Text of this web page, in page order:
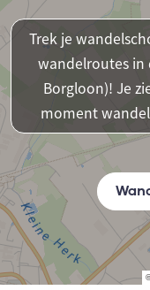
Trek je
wandelroutes in
Borgloon)! Je
moment